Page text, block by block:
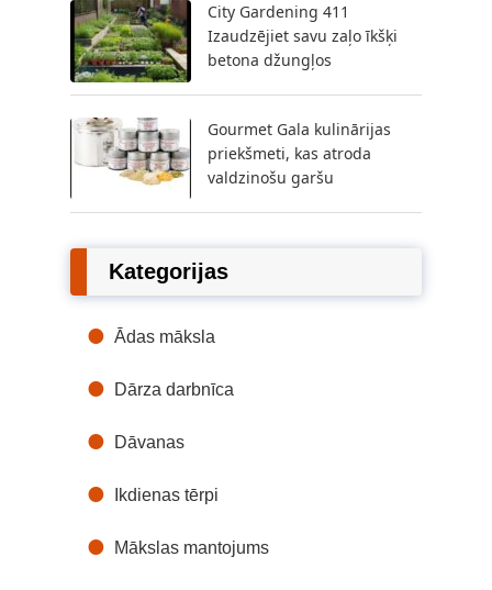
City Gardening 411
Izaudzējiet savu zaļo īkšķi
betona džungļos
Gourmet Gala kulinārijas
priekšmeti, kas atroda
valdzinošu garšu
Kategorijas
Ādas māksla
Dārza darbnīca
Dāvanas
Ikdienas tērpi
Mākslas mantojums